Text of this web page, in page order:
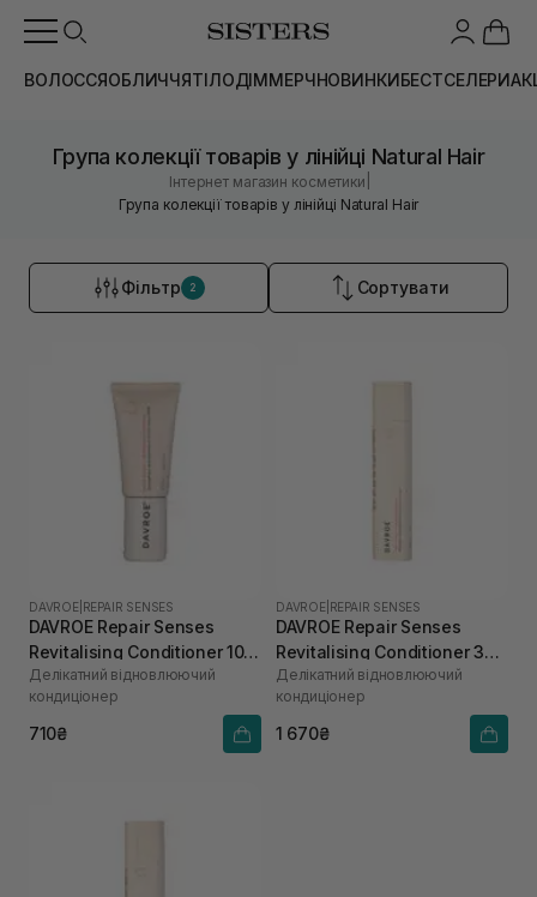
ВОЛОССЯОБЛИЧЧЯТІЛОДІММЕРЧНОВИНКИБЕСТСЕЛЕРИ
Група колекції товарів у лінійці Natural Hair
Інтернет магазин косметики
Група колекції товарів у лінійці Natural Hair
Фільтр 2 Сортувати
DAVROE REPAIR SENSES
DAVROE Repair Senses
Revitalising Conditioner 100
мл
Делікатний відновлюючий
кондиціонер
710₴
DAVROE REPAIR SENSES
DAVROE Repair Senses
Revitalising Conditioner 325
мл
Делікатний відновлюючий
кондиціонер
1 670₴